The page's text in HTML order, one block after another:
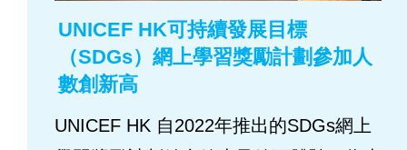
UNICEF HK可持續發展目標
（SDGs）網上學習獎勵計劃參加人
數創新高
UNICEF HK 自2022年推出的SDGs網上